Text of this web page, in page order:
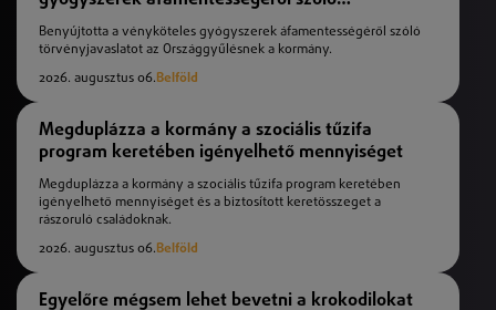
Benyújtotta a vényköteles gyógyszerek áfamentességéről szóló
törvényjavaslatot az Országgyűlésnek a kormány.
2026. augusztus 06.Belföld
Megduplázza a kormány a szociális tűzifa
program keretében igényelhető mennyiséget
Megduplázza a kormány a szociális tűzifa program keretében
igényelhető mennyiséget és a biztosított keretösszeget a
rászoruló családoknak.
2026. augusztus 06.Belföld
Egyelőre mégsem lehet bevetni a krokodilokat